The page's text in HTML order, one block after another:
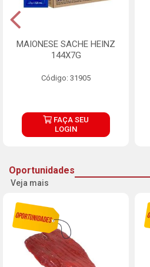
MAIONESE SACHE HEINZ
144X7G
Código: 31905
FAÇA SEU
LOGIN
Oportunidades
Veja mais